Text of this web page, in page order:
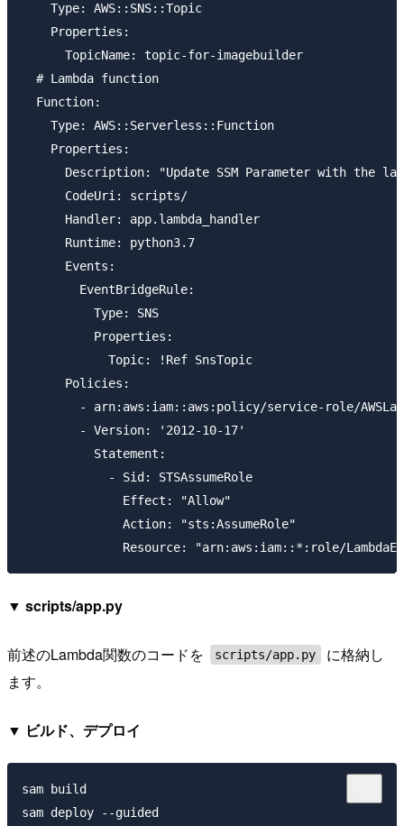
    Type: AWS::SNS::Topic
    Properties:
      TopicName: topic-for-imagebuilder
  # Lambda function
  Function:
    Type: AWS::Serverless::Function
    Properties:
Description: "Update SSM Parameter with the
      CodeUri: scripts/
      Handler: app.lambda_handler
      Runtime: python3.7
      Events:
        EventBridgeRule:
          Type: SNS
          Properties:
            Topic: !Ref SnsTopic
      Policies:
- arn:aws:iam::aws:policy/service-role/
        - Version: '2012-10-17'
          Statement:
            - Sid: STSAssumeRole
              Effect: "Allow"
              Action: "sts:AssumeRole"
▼ scripts/app.py
前述のLambda関数のコードを scripts/app.py
に格納し
ます。
▼ ビルド、デプロイ
sam build